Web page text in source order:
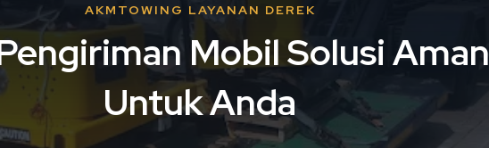
AKMTOWING LAYANAN DEREK
Mobil Solusi Aman
Untuk Anda